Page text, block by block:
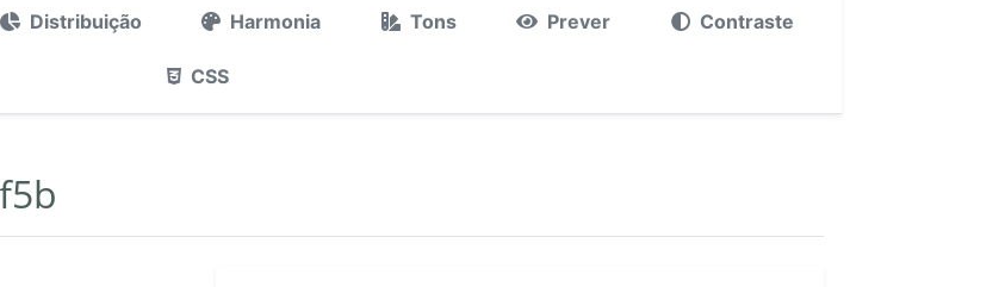
Distribuição Harmonia Tons Prever Contraste
CSS